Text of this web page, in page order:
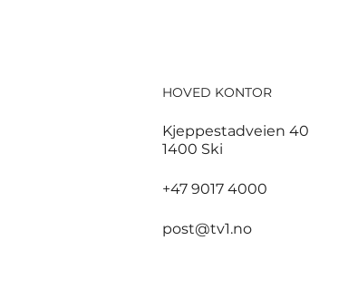
sandvolleyballparene i
HOVED KONTOR
Kjeppestadveien 40
1400 Ski
+47 9017 4000
post@tv1.no